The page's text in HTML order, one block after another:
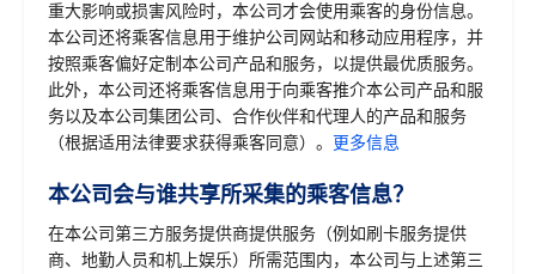
重大影响或损害风险时，本公司才会使用乘客的身份信息。
本公司还将乘客信息用于维护公司网站和移动应用程序，并
按照乘客偏好定制本公司产品和服务，以提供最优质服务。
此外，本公司还将乘客信息用于向乘客推介本公司产品和服
务以及本公司集团公司、合作伙伴和代理人的产品和服务
（根据适用法律要求获得乘客同意）。 更多信息
本公司会与谁共享所采集的乘客信息？
在本公司第三方服务提供商提供服务（例如刷卡服务提供
商、地勤人员和机上娱乐）所需范围内，本公司与上述第三